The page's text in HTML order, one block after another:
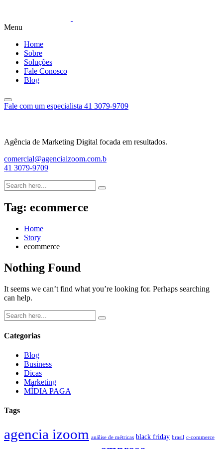
Menu
Home
Sobre
Soluções
Fale Conosco
Blog
Fale com um especialista 41 3079-9709
Agência de Marketing Digital focada em resultados.
comercial@agenciaizoom.com.b
41 3079-9709
Tag: ecommerce
Home
Story
ecommerce
Nothing Found
It seems we can’t find what you’re looking for. Perhaps searching
can help.
Categorias
Blog
Business
Dicas
Marketing
MÍDIA PAGA
Tags
agencia izoom análise de métricas black friday brasil c-commerce